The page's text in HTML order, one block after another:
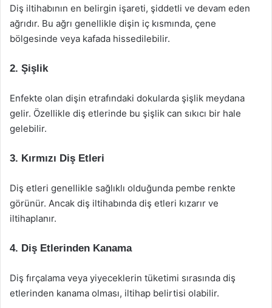
Diş iltihabının en belirgin işareti, şiddetli ve devam eden
ağrıdır. Bu ağrı genellikle dişin iç kısmında, çene
bölgesinde veya kafada hissedilebilir.
2. Şişlik
Enfekte olan dişin etrafındaki dokularda şişlik meydana
gelir. Özellikle diş etlerinde bu şişlik can sıkıcı bir hale
gelebilir.
3. Kırmızı Diş Etleri
Diş etleri genellikle sağlıklı olduğunda pembe renkte
görünür. Ancak diş iltihabında diş etleri kızarır ve
iltihaplanır.
4. Diş Etlerinden Kanama
Diş fırçalama veya yiyeceklerin tüketimi sırasında diş
etlerinden kanama olması, iltihap belirtisi olabilir.